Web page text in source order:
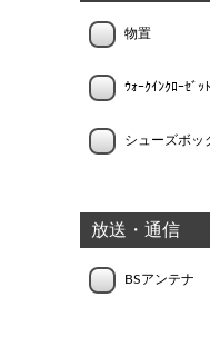
物置
ｳｫｰｸｲﾝｸﾛｰｾﾞｯﾄ
シューズボッ
放送・通信
BSアンテナ